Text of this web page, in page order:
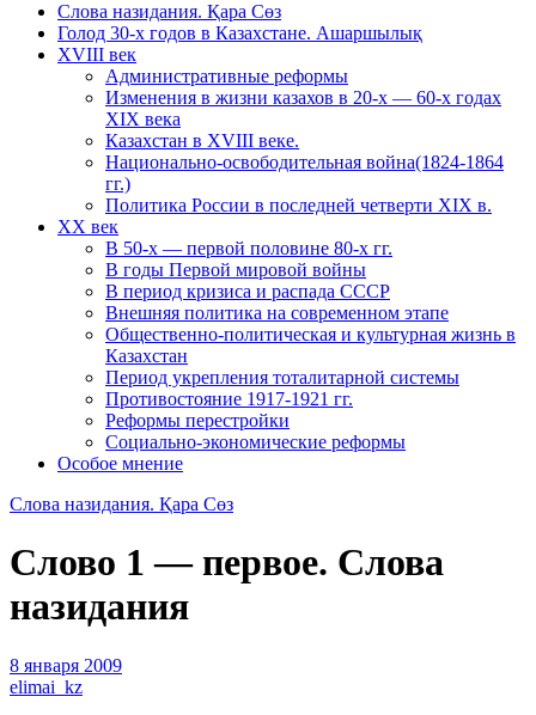
Слова назидания. Қара Сөз
Голод 30-х годов в Казахстане. Ашаршылық
XVIII век
Административные реформы
Изменения в жизни казахов в 20-х — 60-х годах
XIX века
Казахстан в XVIII веке.
Национально-освободительная война(1824-1864
гг.)
Политика России в последней четверти XIX в.
XX век
В 50-х — первой половине 80-х гг.
В годы Первой мировой войны
В период кризиса и распада СССР
Внешняя политика на современном этапе
Общественно-политическая и культурная жизнь в
Казахстан
Период укрепления тоталитарной системы
Противостояние 1917-1921 гг.
Реформы перестройки
Социально-экономические реформы
Особое мнение
Слова назидания. Қара Сөз
Слово 1 — первое. Слова
назидания
8 января 2009
elimai_kz